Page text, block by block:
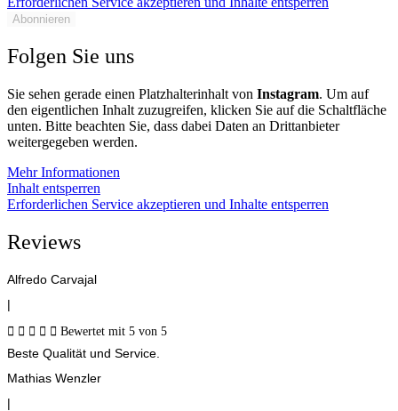
Abonnieren
Folgen Sie uns
Sie sehen gerade einen Platzhalterinhalt von Instagram. Um auf
den eigentlichen Inhalt zuzugreifen, klicken Sie auf die Schaltfläche
unten. Bitte beachten Sie, dass dabei Daten an Drittanbieter
weitergegeben werden.
Mehr Informationen
Inhalt entsperren
Erforderlichen Service akzeptieren und Inhalte entsperren
Reviews
Alfredo Carvajal
|
     Bewertet mit 5 von 5
Beste Qualität und Service.
Mathias Wenzler
|